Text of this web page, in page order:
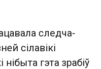
следча-
сілавікі
гэта зрабіў